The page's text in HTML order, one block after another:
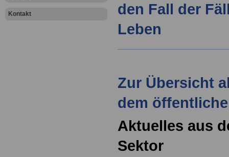
Kontakt
den Fall der
Leben
Zur Übersicht
dem
Aktuelles aus
Sektor